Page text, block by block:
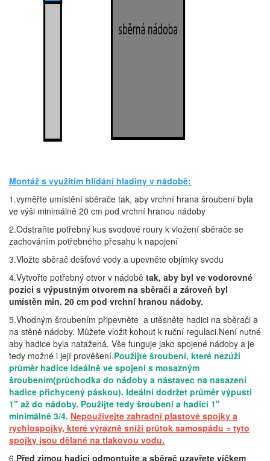
Montáž s využitím hlídání hladiny v nádobě:
1.vyměřte umístění sběrače tak, aby vrchní hrana šroubení byla
ve výši minimálně 20 cm pod vrchní hranou nádoby
2.Odstraňte potřebný kus svodové roury k vložení sběrače se
zachováním potřebného přesahu k napojení
3.Vložte sběrač dešťové vody a upevněte objímky svodu
4.Vytvořte potřebný otvor v nádobě tak, aby byl ve vodorovné
pozici s výpustným otvorem na sběrači a zároveň byl
umístěn min. 20 cm pod vrchní hranou nádoby.
5.Vhodným šroubením připevněte a utěsněte hadici na sběrači a
na stěně nádoby. Můžete vložit kohout k ruční regulaci.Není nutné
aby hadice byla natažená. Vše funguje jako spojené nádoby a je
tedy možné i její prověšení.Použijte šroubení, které nezúží
průměr hadice ideálně ve spojení s mosazným
šroubením(průchodka do nádoby a nástavec na nasazení
hadice přichycený páskou). Ideální dodržet průměr výpusti
1" až do nádoby. Použijte tedy šroubení a hadici 1"
minimálně 3/4. Nepoužívejte zahradní plastové spojky a
rychlospojky, které výrazně sníží průtok samospádu = tyto
spojky jsou dělané na tlakovou vodu.
6.Před zimou hadici odmontujte a sběrač uzavřete víčkem